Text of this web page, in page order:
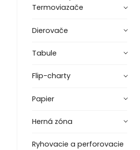
Termoviazače
Dierovače
Tabule
Flip-charty
Papier
Herná zóna
Ryhovacie a perforovacie